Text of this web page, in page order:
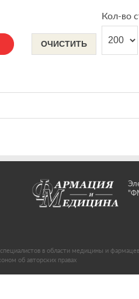
ОЧИСТИТЬ
Кол-во
в области медицины и
об авторских правах